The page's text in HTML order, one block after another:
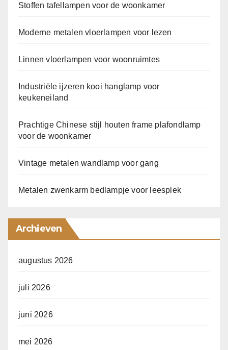
Stoffen tafellampen voor de woonkamer
Moderne metalen vloerlampen voor lezen
Linnen vloerlampen voor woonruimtes
Industriële ijzeren kooi hanglamp voor
keukeneiland
Prachtige Chinese stijl houten frame plafondlamp
voor de woonkamer
Vintage metalen wandlamp voor gang
Metalen zwenkarm bedlampje voor leesplek
Archieven
augustus 2026
juli 2026
juni 2026
mei 2026